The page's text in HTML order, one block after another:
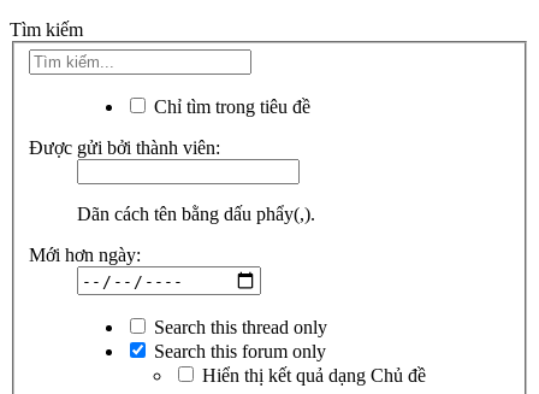
Tìm kiếm
Chỉ tìm trong tiêu đề
Được gửi bởi thành viên:
Dãn cách tên bằng dấu phẩy(,).
Mới hơn ngày:
Search this thread only
Search this forum only
Hiển thị kết quả dạng Chủ đề